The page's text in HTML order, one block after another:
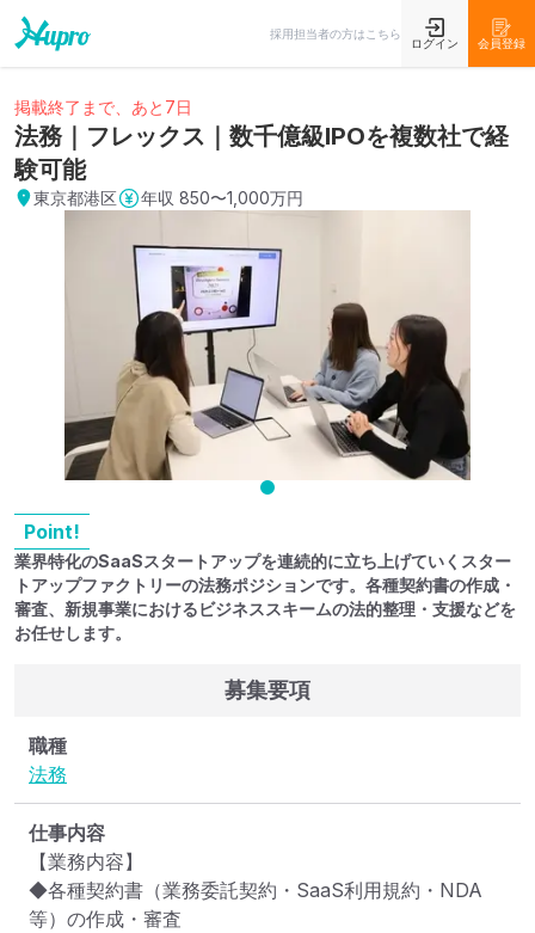
採用担当者の方はこちら
ログイン 会員登録
掲載終了まで、あと7日
法務｜フレックス｜数千億級IPOを複数社で経
験可能
東京都港区 年収 850〜1,000万円
Point!
業界特化のSaaSスタートアップを連続的に立ち上げていくスター
トアップファクトリーの法務ポジションです。各種契約書の作成・
審査、新規事業におけるビジネススキームの法的整理・支援などを
お任せします。
募集要項
職種
法務
仕事内容
【業務内容】
◆各種契約書（業務委託契約・SaaS利用規約・NDA
等）の作成・審査